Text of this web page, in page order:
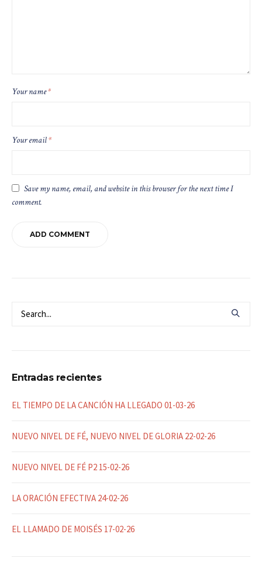
Your name*
Your email*
Save my name, email, and website in this browser for the next time I
comment.
Entradas recientes
EL TIEMPO DE LA CANCIÓN HA LLEGADO 01-03-26
NUEVO NIVEL DE FÉ, NUEVO NIVEL DE GLORIA 22-02-26
NUEVO NIVEL DE FÉ P2 15-02-26
LA ORACIÓN EFECTIVA 24-02-26
EL LLAMADO DE MOISÉS 17-02-26